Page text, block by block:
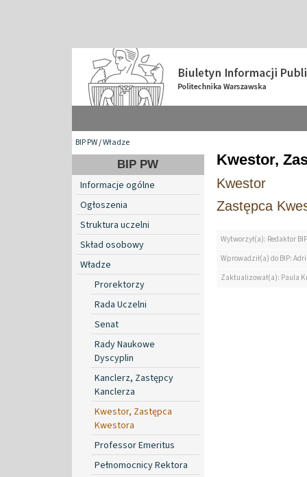
BIP PW/Władze
BIP PW
Informacje ogólne
Ogłoszenia
Struktura uczelni
Skład osobowy
Władze
Prorektorzy
Rada Uczelni
Senat
Rady Naukowe
Dyscyplin
Kanclerz, Zastępcy
Kanclerza
Kwestor, Zastępca
Kwestora
Professor Emeritus
Pełnomocnicy Rektora
Kwestor,
Kwestor
Zastępca
Wytworzył(a): Redaktor BIP
Wprowadził(a) do BIP:
Zaktualizował(a): Paula